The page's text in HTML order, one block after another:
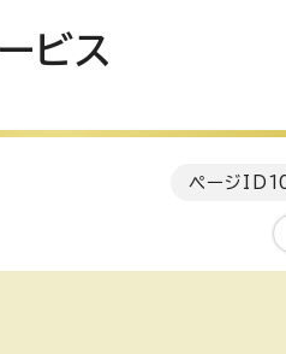
ビス
ページID